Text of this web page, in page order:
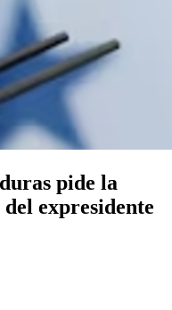
pide la
expresidente